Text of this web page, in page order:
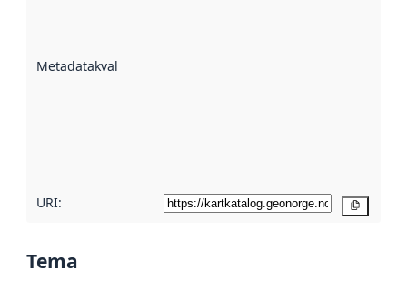
Metadatakvalitet
URI:
Tema